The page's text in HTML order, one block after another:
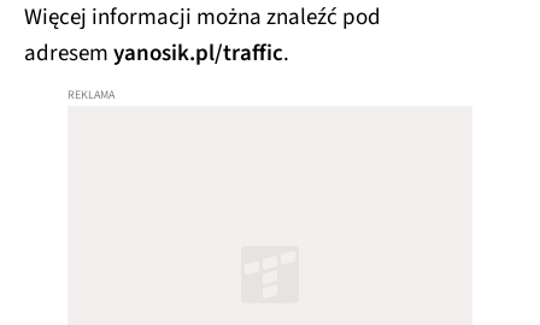
Więcej informacji można znaleźć pod
adresemyanosik.pl/traffic.